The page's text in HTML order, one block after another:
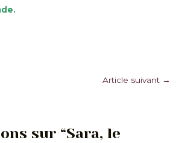
Article suivant →
sur “Sara, le